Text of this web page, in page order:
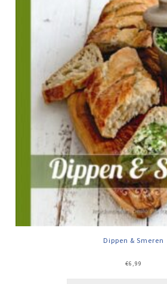
Dippen & Smeren
€6,99